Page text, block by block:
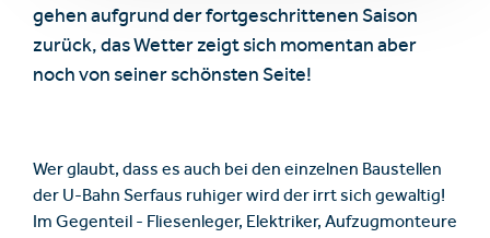
gehen aufgrund der fortgeschrittenen Saison
zurück, das Wetter zeigt sich momentan aber
noch von seiner schönsten Seite!
Wer glaubt, dass es auch bei den einzelnen Baustellen
der U-Bahn Serfaus ruhiger wird der irrt sich gewaltig!
Im Gegenteil - Fliesenleger, Elektriker, Aufzugmonteure